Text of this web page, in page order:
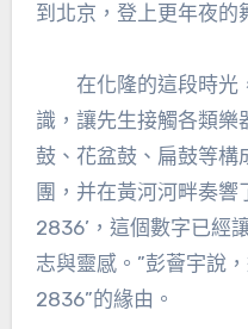
到北京，登上更年夜的
在化隆的這段時光
識，讓先生接觸各類樂
鼓、花盆鼓、扁鼓等構
團，并在黃河河畔奏響
2836’，這個數字已經
志與靈感。”彭薈宇說
2836”的緣由。